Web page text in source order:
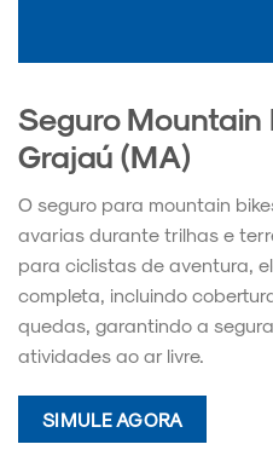
Seguro Mountain
Grajaú (MA)
O seguro para mountain
avarias durante trilhas e
para ciclistas de aventura,
completa, incluindo
quedas, garantindo a
atividades ao ar livre.
SIMULE AGORA